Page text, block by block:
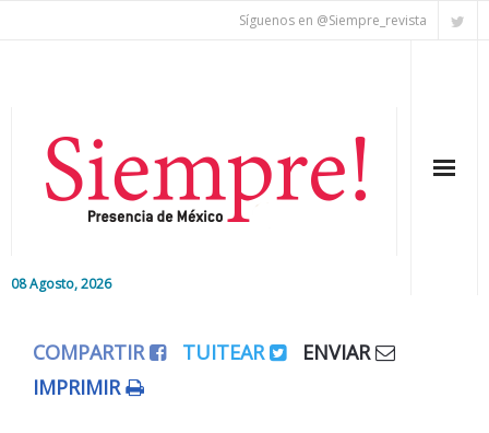
Síguenos en @Siempre_revista
08 Agosto, 2026
Editorial
COMPARTIR TUITEAR
ENVIAR
IMPRIMIR